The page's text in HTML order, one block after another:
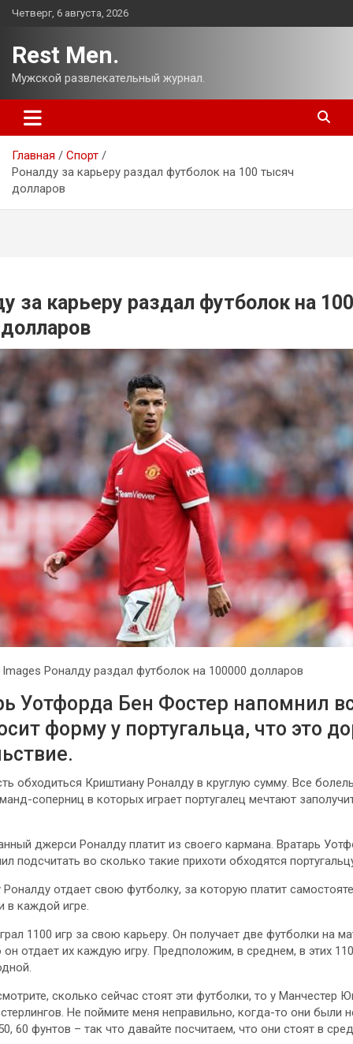
Перейти
Четверг, 6 августа, 2026
Rest Men.
Мужской развлекательный журнал.
Главная
Спорт
Роналду за карьеру раздал футболок на 100 тысяч
долларов
за карьеру раздал футболок на 100
Роналду раздал футболок на 100000 долларов
Уотфорда Бен Фостер напомнил
форму у португальца, что это
обходиться Криштиану Роналду в круглую сумму. Все
соперниц в которых играет португалец мечтают
джерси Роналду платит из своего кармана. Вратарь
подсчитать во сколько такие прихоти обходятся
Роналду отдает свою футболку, за которую платит
в каждой игре.
1100 игр за свою карьеру. Он получает две футболки на
он отдает их каждую игру. Предположим, в среднем, в этих
сколько сейчас стоят эти футболки, то у Манчестер
Не поймите меня неправильно, когда-то они были
60 фунтов – так что давайте посчитаем, что они стоят в